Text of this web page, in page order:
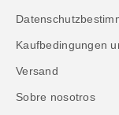
Kaufbedingungen
Versand
Sobre nosotros